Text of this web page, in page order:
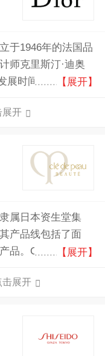
于1946年的法国品
师克里斯汀·迪奥
展时间里，迪奥虽
领域一直是优雅与
【展开】
展开
3
属日本资生堂集
产品线包括了面
品。CPB已遍及全
【展开】
击展开